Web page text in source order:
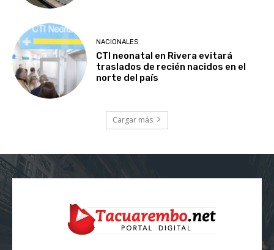
NACIONALES
CTI neonatal en Rivera evitará
traslados de recién nacidos en el
norte del país
Cargar más